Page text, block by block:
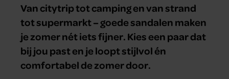
Van citytrip tot camping en van strand
tot supermarkt – goede sandalen maken
je zomer nét iets fijner. Kies een paar dat
bij jou past en je loopt stijlvol én
comfortabel de zomer door.